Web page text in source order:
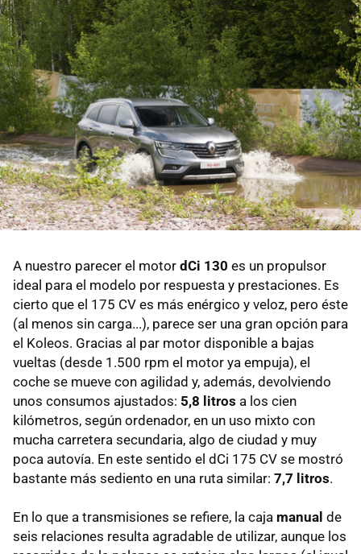
A nuestro parecer el motor dCi 130 es un propulsor
ideal para el modelo por respuesta y prestaciones. Es
cierto que el 175 CV es más enérgico y veloz, pero éste
(al menos sin carga...), parece ser una gran opción para
el Koleos. Gracias al par motor disponible a bajas
vueltas (desde 1.500 rpm el motor ya empuja), el
coche se mueve con agilidad y, además, devolviendo
unos consumos ajustados: 5,8 litros a los cien
kilómetros, según ordenador, en un uso mixto con
mucha carretera secundaria, algo de ciudad y muy
poca autovía. En este sentido el dCi 175 CV se mostró
bastante más sediento en una ruta similar: 7,7 litros.
En lo que a transmisiones se refiere, la caja manual de
seis relaciones resulta agradable de utilizar, aunque los